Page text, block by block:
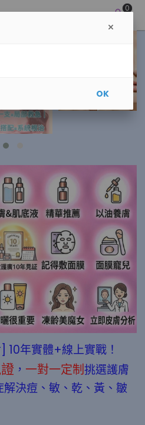
0
Skincare
10年實體+線上實戰！
， 一對一定制挑選護膚
決痘、敏、乾、黃、皺
OK